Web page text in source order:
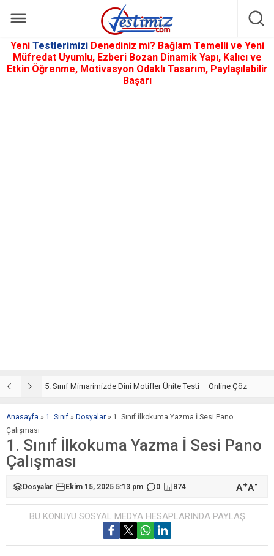
Yeni Testlerimizi Denediniz mi? Bağlam Temelli ve Yeni
Müfredat Uyumlu, Ezberi Bozan Dinamik Yapı, Kalıcı ve
Etkin Öğrenme, Motivasyon Odaklı Tasarım, Paylaşılabilir
Başarı
5. Sınıf Mimarimizde Dini Motifler Ünite Testi – Online Çöz
Anasayfa » 1. Sınıf » Dosyalar » 1. Sınıf İlkokuma Yazma İ Sesi Pano
Çalışması
1. Sınıf İlkokuma Yazma İ Sesi Pano
Çalışması
Dosyalar Ekim 15, 2025 5:13 pm 0 874 A+A-
BU KONUYU SOSYAL MEDYA HESAPLARINDA PAYLAŞ